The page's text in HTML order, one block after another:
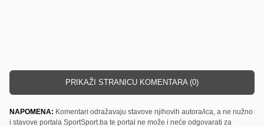
PRIKAŽI STRANICU KOMENTARA (0)
NAPOMENA: Komentari odražavaju stavove njihovih autora/ica, a ne nužno
i stavove portala SportSport.ba te portal ne može i neće odgovarati za